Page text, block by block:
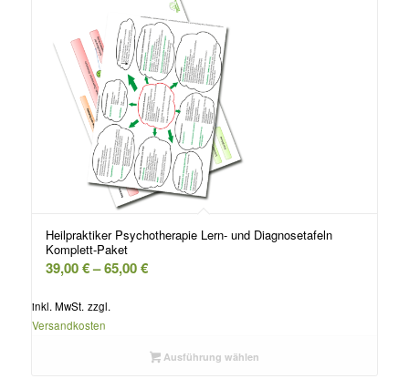
Heilpraktiker Psychotherapie Lern- und Diagnosetafeln
Komplett-Paket
39,00€–65,00€
inkl. MwSt. zzgl.
Versandkosten
Ausführung wählen